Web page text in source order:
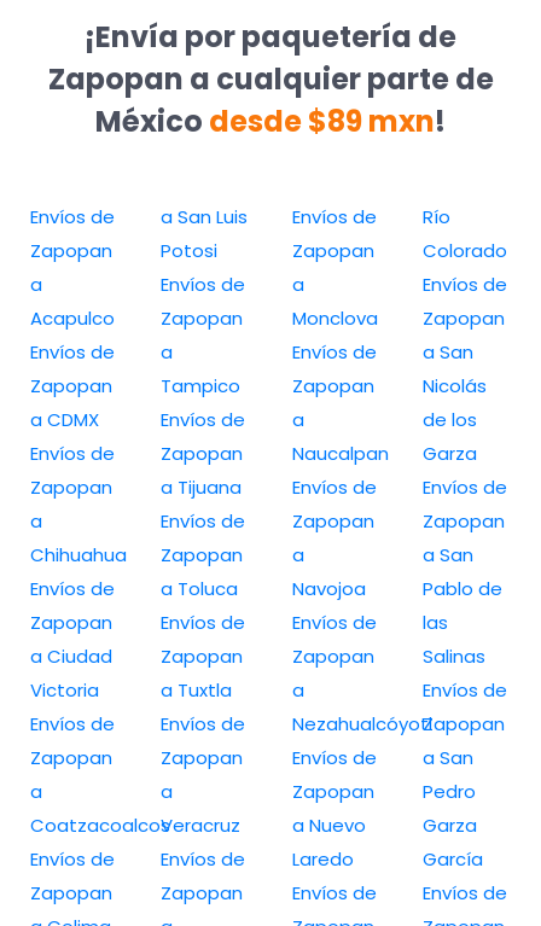
¡Envía por paquetería de
Zapopan a cualquier parte de
México desde $89 mxn!
Envíos de
Zapopan
a
Acapulco
Envíos de
Zapopan
a CDMX
Envíos de
Zapopan
a
Chihuahua
Envíos de
Zapopan
a Ciudad
Victoria
Envíos de
Zapopan
a
Coatzacoalcos
Envíos de
Zapopan
a San Luis
Potosi
Envíos de
Zapopan
a
Tampico
Envíos de
Zapopan
a Tijuana
Envíos de
Zapopan
a Toluca
Envíos de
Zapopan
a Tuxtla
Envíos de
Zapopan
a
Veracruz
Envíos de
Zapopan
Envíos de
Zapopan
a
Monclova
Envíos de
Zapopan
a
Naucalpan
Envíos de
Zapopan
a
Navojoa
Envíos de
Zapopan
a
Nezahualcóyotl
Envíos de
Zapopan
a Nuevo
Laredo
Envíos de
Río
Colorado
Envíos de
Zapopan
a San
Nicolás
de los
Garza
Envíos de
Zapopan
a San
Pablo de
las
Salinas
Envíos de
Zapopan
a San
Pedro
Garza
García
Envíos de